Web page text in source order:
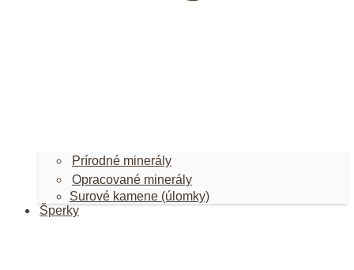
Prírodné minerály
Opracované minerály
Surové kamene (úlomky)
Šperky